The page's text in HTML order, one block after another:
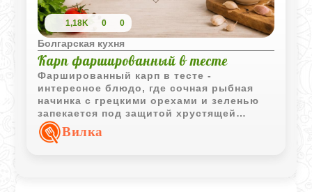
1,18K 0 0
Болгарская кухня
Карп фаршированный в тесте
Фаршированный карп в тесте -
интересное блюдо, где сочная рыбная
начинка с грецкими орехами и зеленью
запекается под защитой хрустящей
оболочки. Такой способ приготовления
помогает сохранить насыщенный вкус и
Вилка